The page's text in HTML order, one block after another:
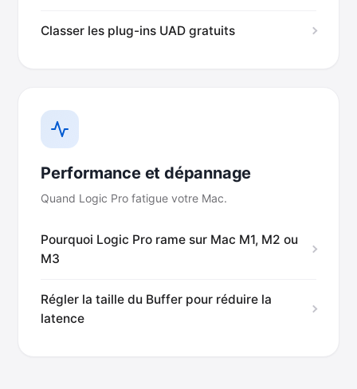
Classer les plug-ins UAD gratuits
Performance et dépannage
Quand Logic Pro fatigue votre Mac.
Pourquoi Logic Pro rame sur Mac M1, M2 ou
M3
Régler la taille du Buffer pour réduire la
latence